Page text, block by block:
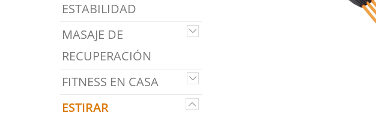
ESTABILIDAD
MASAJE DE
RECUPERACIÓN
FITNESS EN CASA
ESTIRAR